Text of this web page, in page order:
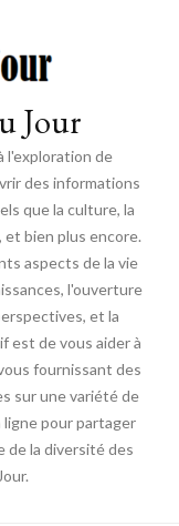
Jour
l'exploration de
des informations
que la culture, la
bien plus encore.
aspects de la vie
l'ouverture
et la
est de vous aider à
fournissant des
sur une variété de
pour partager
de la diversité des